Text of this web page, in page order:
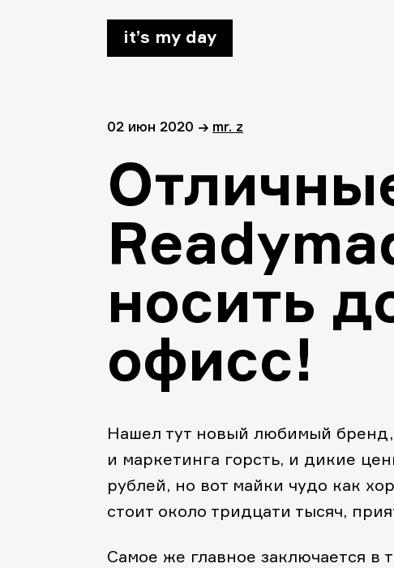
it’s my day
02 июн 2020 → mr. z
носить
офисс!
Нашел тут новый любимый бренд,
и маркетинга горсть, и дикие
рублей, но вот майки чудо как
стоит около тридцати тысяч,
Самое же главное заключается в